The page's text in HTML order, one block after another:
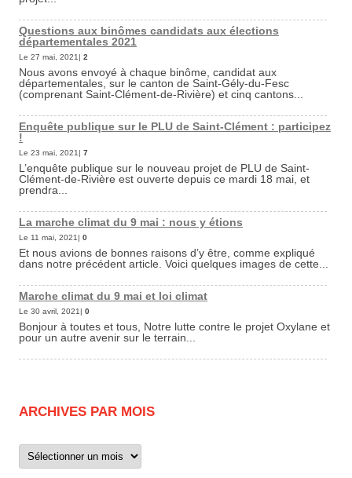
Questions aux binômes candidats aux élections
départementales 2021
Le 27 mai, 2021| 2
Nous avons envoyé à chaque binôme, candidat aux
départementales, sur le canton de Saint-Gély-du-Fesc
(comprenant Saint-Clément-de-Rivière) et cinq cantons...
Enquête publique sur le PLU de Saint-Clément : participez
!
Le 23 mai, 2021| 7
L’enquête publique sur le nouveau projet de PLU de Saint-
Clément-de-Rivière est ouverte depuis ce mardi 18 mai, et
prendra...
La marche climat du 9 mai : nous y étions
Le 11 mai, 2021| 0
Et nous avions de bonnes raisons d’y être, comme expliqué
dans notre précédent article. Voici quelques images de cette...
Marche climat du 9 mai et loi climat
Le 30 avril, 2021| 0
Bonjour à toutes et tous, Notre lutte contre le projet Oxylane et
pour un autre avenir sur le terrain...
ARCHIVES PAR MOIS
Archives
par